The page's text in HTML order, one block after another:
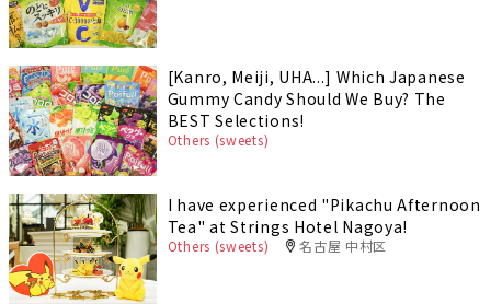
[Kanro, Meiji, UHA...] Which Japanese
Gummy Candy Should We Buy? The
BEST Selections!
Others (sweets)
I have experienced "Pikachu Afternoon
Tea" at Strings Hotel Nagoya!
Others (sweets) 名古屋 中村区